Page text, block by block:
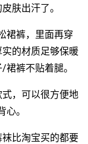
肤出汗了。
裙裤，里面再穿
的材质足够保暖
裤不贴着腿。
，可以很方便地
。
比淘宝买的都要